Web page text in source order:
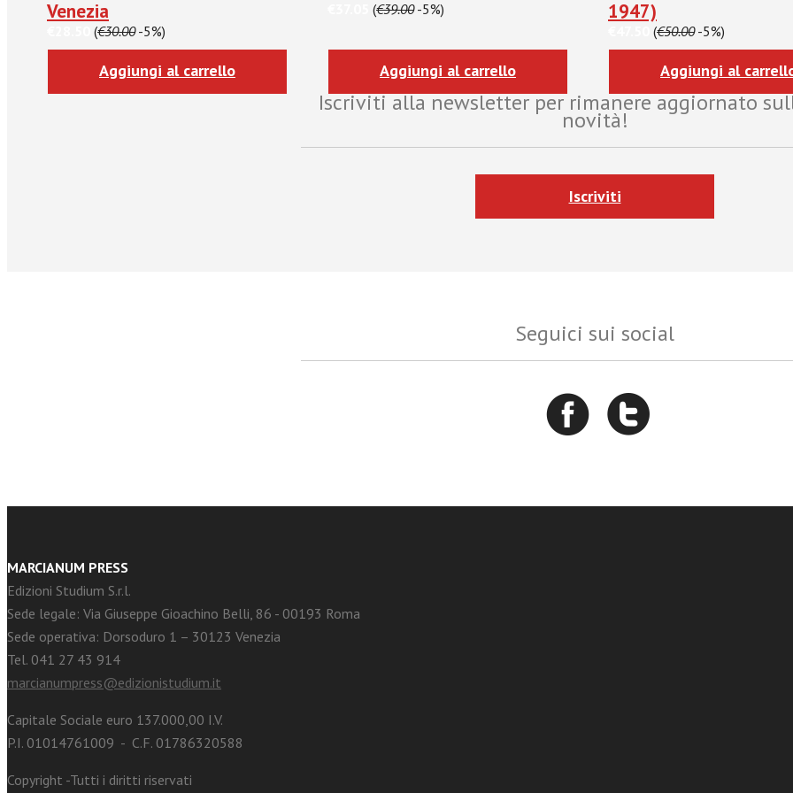
Venezia
(€30.00-5%)
Aggiungi al carrello
(€39.00-5%)
Aggiungi al carrello
1947)
(€50.00-5%)
Aggiungi al
Iscriviti alla newsletter per rimanere aggiornato
novità!
Iscriviti
Seguici sui social
MARCIANUM PRESS
Edizioni Studium S.r.l.
Sede legale: Via Giuseppe Gioachino Belli, 86 - 00193 Roma
Sede operativa: Dorsoduro 1 – 30123 Venezia
Tel. 041 27 43 914
marcianumpress@edizionistudium.it
Capitale Sociale euro 137.000,00 I.V.
P.I. 01014761009 - C.F. 01786320588
Copyright -Tutti i diritti riservati